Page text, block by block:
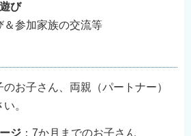
び
参加家族の交流等
お子さん、両親（パートナー）
。
ジ ：7か月までのお子さん